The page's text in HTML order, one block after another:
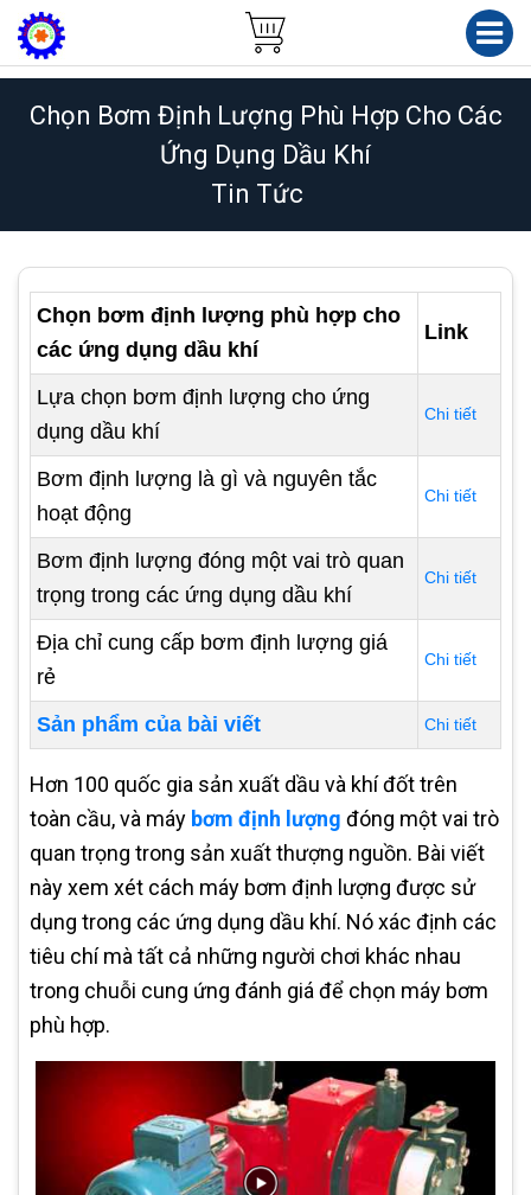
Chọn Bơm Định Lượng Phù Hợp Cho Các
Ứng Dụng Dầu Khí
Tin Tức
Chọn bơm định lượng phù hợp cho
các ứng dụng dầu khí
Link
Lựa chọn bơm định lượng cho ứng
dụng dầu khí
Chi tiết
Bơm định lượng là gì và nguyên tắc
hoạt động
Chi tiết
Bơm định lượng đóng một vai trò quan
trọng trong các ứng dụng dầu khí
Chi tiết
Địa chỉ cung cấp bơm định lượng giá
rẻ
Chi tiết
Sản phẩm của bài viết Chi tiết
Hơn 100 quốc gia sản xuất dầu và khí đốt trên
toàn cầu, và máy bơm định lượng đóng một vai trò
quan trọng trong sản xuất thượng nguồn. Bài viết
này xem xét cách máy bơm định lượng được sử
dụng trong các ứng dụng dầu khí. Nó xác định các
tiêu chí mà tất cả những người chơi khác nhau
trong chuỗi cung ứng đánh giá để chọn máy bơm
phù hợp.